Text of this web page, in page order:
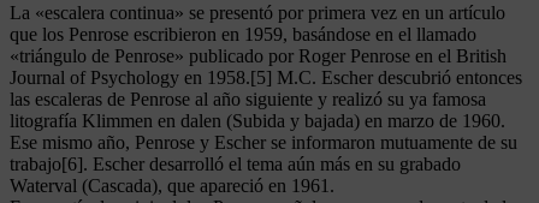
La «escalera continua» se presentó por primera vez en un artículo
que los Penrose escribieron en 1959, basándose en el llamado
«triángulo de Penrose» publicado por Roger Penrose en el British
Journal of Psychology en 1958.[5] M.C. Escher descubrió entonces
las escaleras de Penrose al año siguiente y realizó su ya famosa
litografía Klimmen en dalen (Subida y bajada) en marzo de 1960.
Ese mismo año, Penrose y Escher se informaron mutuamente de su
trabajo[6]. Escher desarrolló el tema aún más en su grabado
Waterval (Cascada), que apareció en 1961.